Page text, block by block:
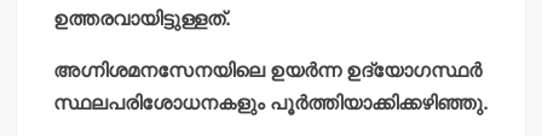
ഉത്തരവായിട്ടുള്ളത്.
അഗ്നിശമനസേനയിലെ ഉയര്‍ന്ന ഉദ്യോഗസ്ഥര്‍
സ്ഥലപരിശോധനകളും പൂര്‍ത്തിയാക്കിക്കഴിഞ്ഞു.